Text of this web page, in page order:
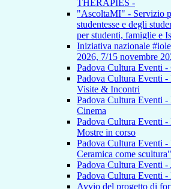
THERAPIES -
"AscoltaMI" - Servizio
studentesse e degli
per studenti, famiglie e
Iniziativa nazionale
2026, 7/15 novembre
Padova Cultura Eventi
Padova Cultura Eventi -
Visite & Incontri
Padova Cultura Eventi
Cinema
Padova Cultura Eventi
Mostre in corso
Padova Cultura Eventi
Ceramica come scultura"
Padova Cultura Eventi
Padova Cultura Eventi
Avvio del progetto di